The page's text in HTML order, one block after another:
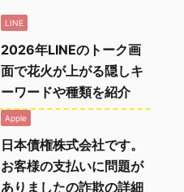
LINE
2026年LINEのトーク画
面で花火が上がる隠しキ
ーワードや種類を紹介
Apple
日本債権株式会社です。
お客様の支払いに問題が
ありましたの詐欺の詳細